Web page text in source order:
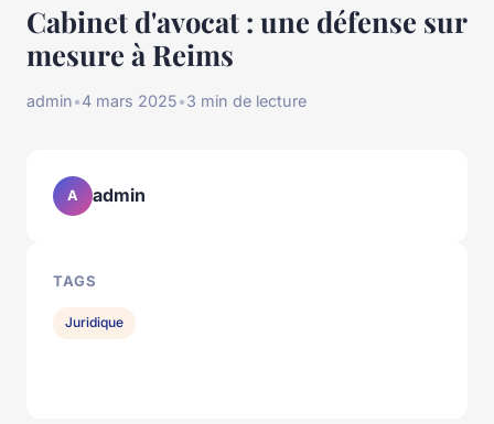
Cabinet d'avocat : une défense sur
mesure à Reims
admin•4 mars 2025•3 min de lecture
A admin
TAGS
Juridique